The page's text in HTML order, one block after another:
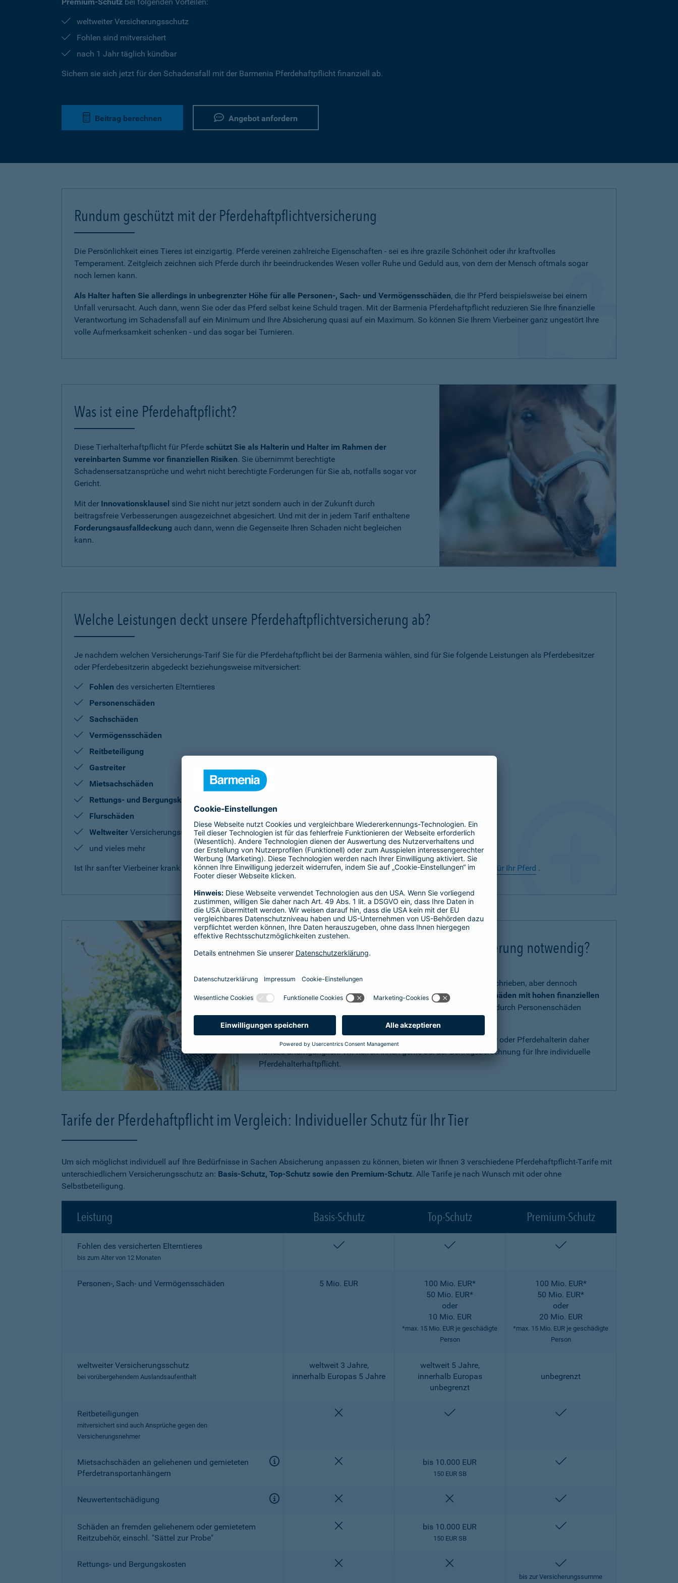
weltweiter Versicherungsschutz
Fohlen sind mitversichert
nach 1 Jahr täglich kündbar
Sichern sie sich jetzt für den Schadensfall mit der Barmenia Pferdehaftpflicht finanziell ab.
Beitrag berechnen Angebot anfordern
Rundum geschützt mit der Pferdehaftpflichtversicherung
Die Persönlichkeit eines Tieres ist einzigartig. Pferde vereinen zahlreiche Eigenschaften - sei es ihre grazile Schönheit oder ihr kraftvolles
Temperament. Zeitgleich zeichnen sich Pferde durch ihr beeindruckendes Wesen voller Ruhe und Geduld aus, von dem der Mensch oftmals sogar
noch lernen kann.
Als Halter haften Sie allerdings in unbegrenzter Höhe für alle Personen-, Sach- und Vermögensschäden, die Ihr Pferd beispielsweise bei einem
Unfall verursacht. Auch dann, wenn Sie oder das Pferd selbst keine Schuld tragen. Mit der Barmenia Pferdehaftpflicht reduzieren Sie Ihre finanzielle
Verantwortung im Schadensfall auf ein Minimum und Ihre Absicherung quasi auf ein Maximum. So können Sie Ihrem Vierbeiner ganz ungestört Ihre
volle Aufmerksamkeit schenken - und das sogar bei Turnieren.
Was ist eine Pferdehaftpflicht?
Diese Tierhalterhaftpflicht für Pferde schützt Sie als Halterin und Halter im Rahmen der
vereinbarten Summe vor finanziellen Risiken. Sie übernimmt berechtigte
Schadensersatzansprüche und wehrt nicht berechtigte Forderungen für Sie ab, notfalls sogar vor
Gericht.
Mit der Innovationsklausel sind Sie nicht nur jetzt sondern auch in der Zukunft durch
beitragsfreie Verbesserungen ausgezeichnet abgesichert. Und mit der in jedem Tarif enthaltene
Forderungsausfalldeckung auch dann, wenn die Gegenseite Ihren Schaden nicht begleichen
kann.
Welche Leistungen deckt unsere Pferdehaftpflichtversicherung ab?
Je nachdem welchen Versicherungs-Tarif Sie für die Pferdehaftpflicht bei der Barmenia wählen, sind für Sie folgende Leistungen als Pferdebesitzer
oder Pferdebesitzerin abgedeckt beziehungsweise mitversichert:
Fohlen des versicherten Elterntieres
Personenschäden
Sachschäden
Vermögensschäden
Reitbeteiligung
Gastreiter
Mietsachschäden
Rettungs- und Bergungskosten
Flurschäden
Weltweiter Versicherungsschutz
und vieles mehr
Ist Ihr sanfter Vierbeiner krank oder benötigt eine Operation? Zu unseren Leistungen gehört auch eineOP Versicherung für Ihr Pferd .
Für welche Pferde ist eine Haftpflichtversicherung notwendig?
Zwar ist eine Pferdehaftpflichtversicherung nicht gesetzlich vorgeschrieben, aber dennoch
äußerst sinnvoll. Pferde können aufgrund Ihrer Statur und Kraft
Schäden mit hohen finanziellen
verursachen. Schadenersatzansprüche, verursacht durch Personenschäden
Millionenhöhe
Eine Haftpflichtversicherung für Ihr Pferd ist für Sie als Pferdehalter oder Pferdehalterin daher
nahezu unumgänglich. Wir helfen Ihnen gerne bei der Beitragsberechnung für Ihre individuelle
Pferdehalterhaftpflicht.
Tarife der Pferdehaftpflicht im Vergleich: Individueller Schutz für Ihr Tier
Um sich möglichst individuell auf Ihre Bedürfnisse in Sachen Absicherung anpassen zu können, bieten wir Ihnen 3 verschiedene Pferdehaftpflicht-Tarife mit
unterschiedlichem Versicherungsschutz an: Basis-Schutz, Top-Schutz sowie den Premium-Schutz. Alle Tarife je nach Wunsch mit oder ohne
Selbstbeteiligung.
Leistung Basis-Schutz Top-Schutz Premium-Schutz
Fohlen des versicherten Elterntieres
bis zum Alter von 12 Monaten
enthalten enthalten enthalten
Personen-, Sach- und Vermögensschäden 5 Mio. EUR
100 Mio. EUR*
50 Mio. EUR*
oder
10 Mio. EUR
*max. 15 Mio. EUR je geschädigte
Person
100 Mio. EUR*
50 Mio. EUR*
oder
20 Mio. EUR
*max. 15 Mio. EUR je geschädigte
Person
weltweiter Versicherungsschutz
bei vorübergehendem Auslandsaufenthalt
weltweit 3 Jahre,
innerhalb Europas 5 Jahre
weltweit 5 Jahre,
innerhalb Europas
unbegrenzt
unbegrenzt
Reitbeteiligungen
mitversichert sind auch Ansprüche gegen den
Versicherungsnehmer
enthalten enthalten
Mietsachschäden an geliehenen und gemieteten
Pferdetransportanhängern
bis 10.000 EUR
150 EUR SB
enthalten
Neuwertentschädigung enthalten
Schäden an fremden geliehenem oder gemietetem
Reitzubehör, einschl. "Sättel zur Probe"
bis 10.000 EUR
150 EUR SB
enthalten
Rettungs- und Bergungskosten enthalten
bis zur Versicherungssumme